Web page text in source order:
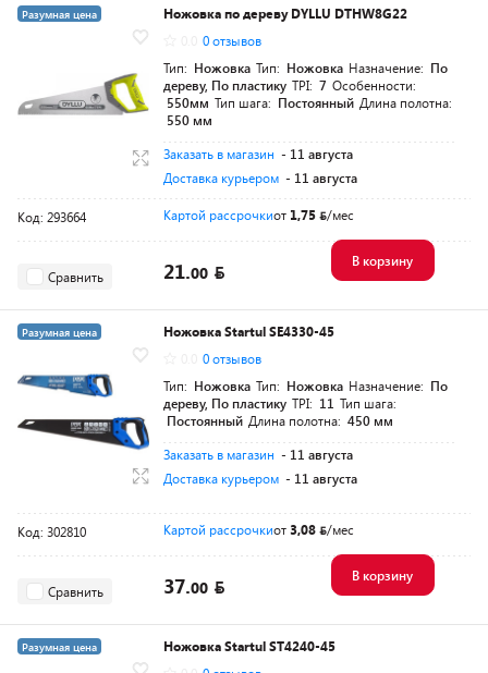
Разумная цена
Ножовка по дереву DYLLU DTHW8G22
0 отзывов
Тип: Ножовка Тип: Ножовка Назначение: По
дереву, По пластику TPI: 7 Особенности:
550мм Тип шага: Постоянный Длина полотна:
550 мм
Заказать в магазин - 11 августа
Доставка курьером - 11 августа
Код: 293664 Картой рассрочкиот 1,75 /мес
Сравнить 21.00
В корзину
Разумная цена
Ножовка Startul SE4330-45
0 отзывов
Тип: Ножовка Тип: Ножовка Назначение: По
дереву, По пластику TPI: 11 Тип шага:
Постоянный Длина полотна: 450 мм
Заказать в магазин - 11 августа
Доставка курьером - 11 августа
Код: 302810 Картой рассрочкиот3,08 /мес
Сравнить 37.00
В корзину
Разумная цена
Ножовка Startul ST4240-45